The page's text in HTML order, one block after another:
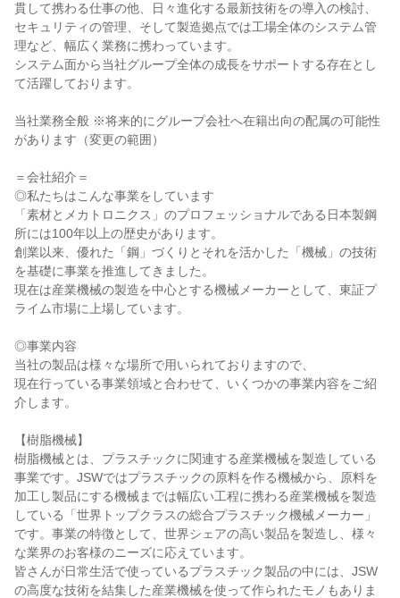
貫して携わる仕事の他、日々進化する最新技術をの導入の検討、
セキュリティの管理、そして製造拠点では工場全体のシステム管
理など、幅広く業務に携わっています。
システム面から当社グループ全体の成長をサポートする存在とし
て活躍しております。
当社業務全般 ※将来的にグループ会社へ在籍出向の配属の可能性
があります（変更の範囲）
＝会社紹介＝
◎私たちはこんな事業をしています
「素材とメカトロニクス」のプロフェッショナルである日本製鋼
所には100年以上の歴史があります。
創業以来、優れた「鋼」づくりとそれを活かした「機械」の技術
を基礎に事業を推進してきました。
現在は産業機械の製造を中心とする機械メーカーとして、東証プ
ライム市場に上場しています。
◎事業内容
当社の製品は様々な場所で用いられておりますので、
現在行っている事業領域と合わせて、いくつかの事業内容をご紹
介します。
【樹脂機械】
樹脂機械とは、プラスチックに関連する産業機械を製造している
事業です。JSWではプラスチックの原料を作る機械から、原料を
加工し製品にする機械までは幅広い工程に携わる産業機械を製造
している「世界トップクラスの総合プラスチック機械メーカー」
です。事業の特徴として、世界シェアの高い製品を製造し、様々
な業界のお客様のニーズに応えています。
皆さんが日常生活で使っているプラスチック製品の中には、JSW
の高度な技術を結集した産業機械を使って作られたモノもありま